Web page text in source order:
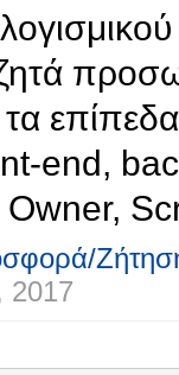
end,
2017